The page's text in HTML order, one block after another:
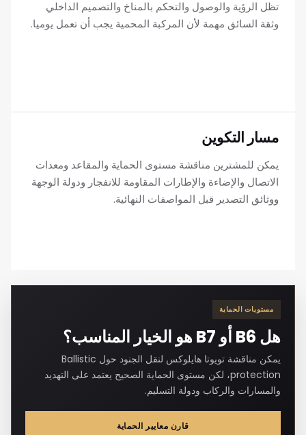
تظل الرؤية والوصول والتحكم بالمناخ والتصميم الداخلي
وثقة السائق مهمة لأن المركبة المحمية يجب أن تعمل يوميا.
مسار التكوين
يمكن للمشترين مناقشة مستوى الحماية والمقاعد ومعدات
الاتصال والإضاءة والإطارات المقاومة للانفجار ودولة الوجهة
ووثائق التصدير قبل المواصفات النهائية.
مستويات الحماية
هل B6 أو B7 هو الخيار المناسب؟
يمكن مناقشة تويوتا هايلوكس لنقل الجنود حول Ballistic
protection، لكن مستوى الحماية الصحيح يعتمد على التهديد
والمسارات والركاب ودولة التسليم.
قارن معايير الحماية